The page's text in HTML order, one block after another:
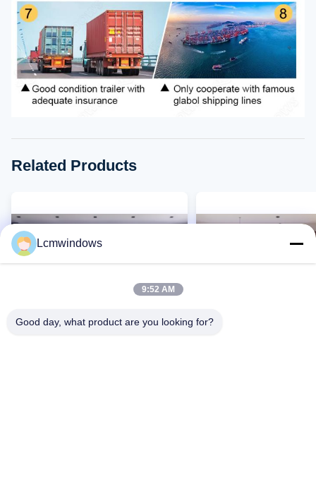
Related Products
Lcmwindows
9:52 AM
Good day, what product are you looking for?